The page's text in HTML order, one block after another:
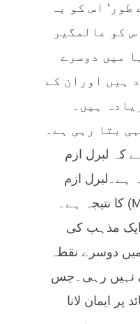
اس کو یہ
کو عالمگیر
میں دوسرے
ہیں اوران کے
ہیں۔
بتا رہی ہے۔
کہ لبرل ازم
ہے۔لبرل ازم
دراصل جدیدیت (Modernity) کا نتیجہ ہے۔
ایک مذہب کی
دوسرے نقطہ
نہیں رہی۔جس
ایمان لانا